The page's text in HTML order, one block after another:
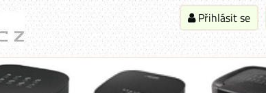
Přihlásit se